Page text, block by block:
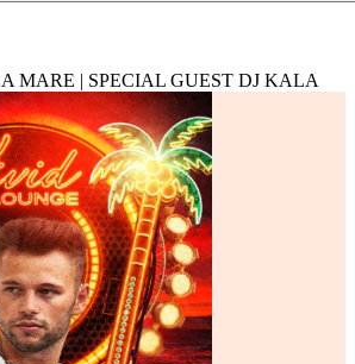
MARE | SPECIAL GUEST DJ KALA